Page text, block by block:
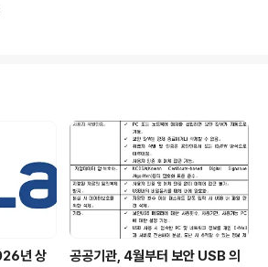
▲생활 속 보안수칙을 배울
년 상
공공기관, 4월부터 보안 USB 의